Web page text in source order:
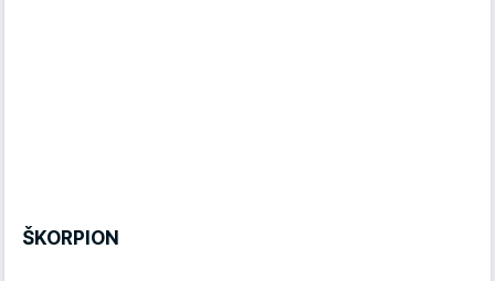
ŠKORPION